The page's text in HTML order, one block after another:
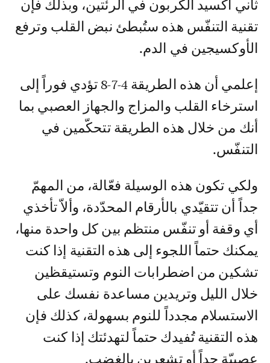
ثاني أكسيد الكربون في الرئتين، وبذلك فإن
تقنية التنفّس هذه ستُبطئ نبض القلب وترفع
الأوكسيجين في الدم.
إعلمي أن هذه الطريقة 4-7-8 تؤدي فوراً إلى
استرخاء القلب والمزاج والجهاز العصبي بما
أنك من خلال هذه الطريقة تتحكّمين في
التنفّس.
ولكي تكون هذه الوسيلة فعّالة، من المهمّ
جداً أن تتقيّدي بالأرقام المحدّدة، وألاّ تأخذي
أي وقفة أو تنفّس منتظم بين كل واحدة منها،
يمكنك حتماً اللجوء إلى هذه التقنية إذا كنت
تشكين من اضطرابات النوم وتستيقظين
خلال الليل وتريدين مساعدة نفسك على
الاستسلام مجدداً للنوم بسهولة، كذلك فإن
هذه التقنية تُفيدك حتماً لتهدئتك إذا كنت
عصبيّة جداً أو تشعرين بالغضب.